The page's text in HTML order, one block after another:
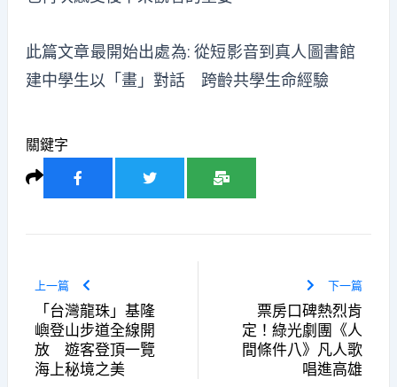
此篇文章最開始出處為:從短影音到真人圖書館
建中學生以「畫」對話 跨齡共學生命經驗
關鍵字
上一篇
「台灣龍珠」基隆
嶼登山步道全線開
放 遊客登頂一覽
海上秘境之美
下一篇
票房口碑熱烈肯
定！綠光劇團《人
間條件八》凡人歌
唱進高雄